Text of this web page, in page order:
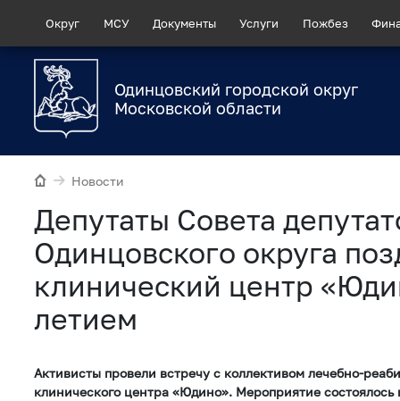
Округ МСУ Документы Услуги Пожбез
Одинцовский городской округ
Московской области
Новости
Депутаты Совета
Одинцовского округа
клинический центр
летием
Активисты провели встречу с коллективом лечебно-
клинического центра «Юдино». Мероприятие состоялось